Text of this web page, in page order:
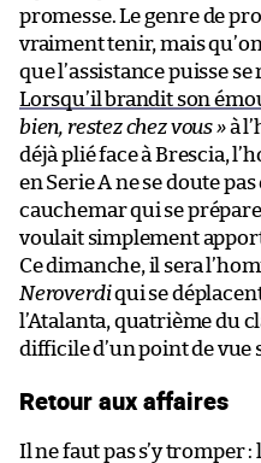
promesse. Le genre de
vraiment tenir, mais
que l’assistance puisse
Lorsqu’il brandit son
bien, restez chez vous »à
déjà plié face à Brescia,
en Serie A ne se doute
cauchemar qui se
voulait simplement
Ce dimanche, il sera
Neroverdiqui se
l’Atalanta, quatrième du
difficile d’un point de vue
Retour aux affaires
Il ne faut pas s’y tromper